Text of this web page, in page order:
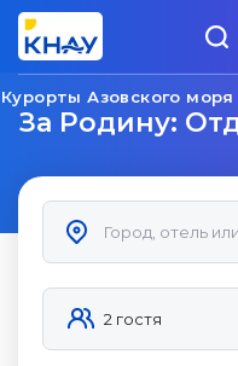
Курорты Азовского моря
За Родину: